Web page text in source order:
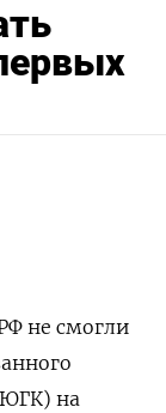
не смогли
на